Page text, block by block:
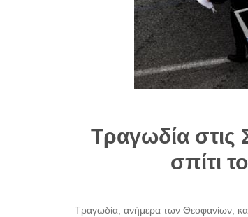
Τραγωδία στις
σπίτι
Τραγωδία, ανήμερα των Θεοφανίων,